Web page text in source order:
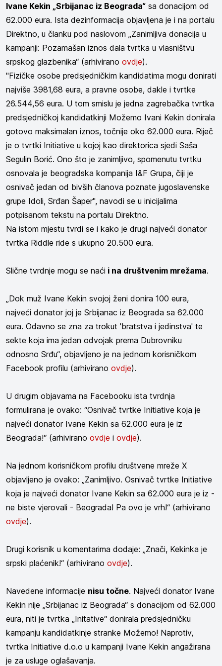
Ivane Kekin „Srbijanac iz Beograda“ sa donacijom od
62.000 eura. Ista dezinformacija objavljena je i na portalu
Direktno, u članku pod naslovom „Zanimljiva donacija u
kampanji: Pozamašan iznos dala tvrtka u vlasništvu
srpskog glazbenika“ (arhivirano ovdje).
"Fizičke osobe predsjedničkim kandidatima mogu donirati
najviše 3981,68 eura, a pravne osobe, dakle i tvrtke
26.544,56 eura. U tom smislu je jedna zagrebačka tvrtka
predsjedničkoj kandidatkinji Možemo Ivani Kekin donirala
gotovo maksimalan iznos, točnije oko 62.000 eura. Riječ
je o tvrtki Initiative u kojoj kao direktorica sjedi Saša
Segulin Borić. Ono što je zanimljivo, spomenutu tvrtku
osnovala je beogradska kompanija I&F Grupa, čiji je
osnivač jedan od bivših članova poznate jugoslavenske
grupe Idoli, Srđan Šaper", navodi se u inicijalima
potpisanom tekstu na portalu Direktno.
Na istom mjestu tvrdi se i kako je drugi najveći donator
tvrtka Riddle ride s ukupno 20.500 eura.
Slične tvrdnje mogu se naći i na društvenim mrežama.
„Dok muž Ivane Kekin svojoj ženi donira 100 eura,
najveći donator joj je Srbijanac iz Beograda sa 62.000
eura. Odavno se zna za trokut 'bratstva i jedinstva' te
sekte koja ima jedan odvojak prema Dubrovniku
odnosno Srđu“, objavljeno je na jednom korisničkom
Facebook profilu (arhivirano ovdje).
U drugim objavama na Facebooku ista tvrdnja
formulirana je ovako: “Osnivač tvrtke Initiative koja je
najveći donator Ivane Kekin sa 62.000 eura je iz
Beograda!“ (arhivirano ovdje i ovdje).
Na jednom korisničkom profilu društvene mreže X
objavljeno je ovako: „Zanimljivo. Osnivač tvrtke Initiative
koja je najveći donator Ivane Kekin sa 62.000 eura je iz -
ne biste vjerovali - Beograda! Pa ovo je vrh!“ (arhivirano
ovdje).
Drugi korisnik u komentarima dodaje: „Znači, Kekinka je
srpski plaćenik!“ (arhivirano ovdje).
Navedene informacije nisu točne. Najveći donator Ivane
Kekin nije „Srbijanac iz Beograda“ s donacijom od 62.000
eura, niti je tvrtka „Initative“ donirala predsjedničku
kampanju kandidatkinje stranke Možemo! Naprotiv,
tvrtka Initiative d.o.o u kampanji Ivane Kekin angažirana
je za usluge oglašavanja.